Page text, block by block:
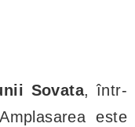
Sovata, într-
este